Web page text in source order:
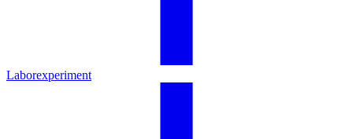
Laborexperiment